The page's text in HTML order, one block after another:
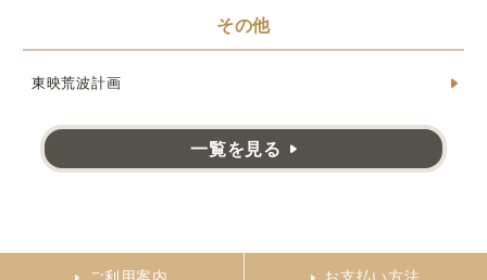
その他
東映荒波計画
一覧を見る
ご利用案内 お支払い方法